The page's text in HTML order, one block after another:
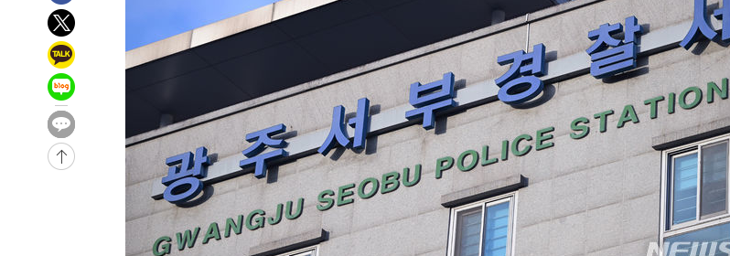
25.3%↑
-25830초 전 >
[속보]'채상병 순직 책임' 임성근, 항소심도 징역 3년
-25696초 전 >
[속보]종합특검, '관저이전 봐주기 감사' 유병호 구속기소
-22296초 전 >
민주 콩고 에볼라환자 4천명 돌파, 4053명 발생 1850명 사망
-21546초 전 >
[속보]'300억원대 사기 혐의' 차가원 대표 구속 송치
-20740초 전 >
"미 전국적 살모네라 식중독 원인은 멕시코산 할라피뇨"-- CDC
-19253초 전 >
[속보]경찰·노동부, HL만도 평택사업장 끼임 사망 관련 압수수색
-19134초 전 >
[속보]합수본, '투표율 허위 입력' 중앙·서울·경기도 선관위 등 9곳
[속보]원·달러 환율, 오전 9시 1423.8원
[속보]삼성전자·SK하이닉스 동반 강보합…1%대 상승 출발
[속보]코스닥, 5.95포인트(0.74%) 상승한 807.62개장